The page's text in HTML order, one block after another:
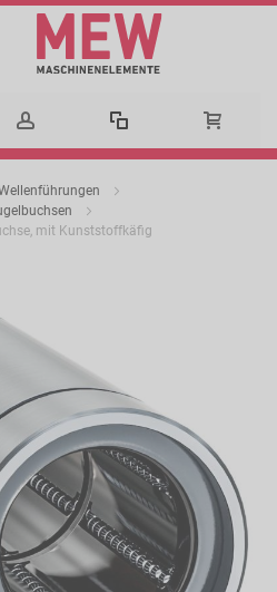
mit Kunststoffkäfig